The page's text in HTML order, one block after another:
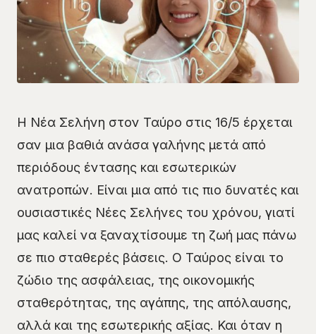
Η Νέα Σελήνη στον Ταύρο στις 16/5 έρχεται
σαν μια βαθιά ανάσα γαλήνης μετά από
περιόδους έντασης και εσωτερικών
ανατροπών. Είναι μια από τις πιο δυνατές και
ουσιαστικές Νέες Σελήνες του χρόνου, γιατί
μας καλεί να ξαναχτίσουμε τη ζωή μας πάνω
σε πιο σταθερές βάσεις. Ο Ταύρος είναι το
ζώδιο της ασφάλειας, της οικονομικής
σταθερότητας, της αγάπης, της απόλαυσης,
αλλά και της εσωτερικής αξίας. Και όταν η